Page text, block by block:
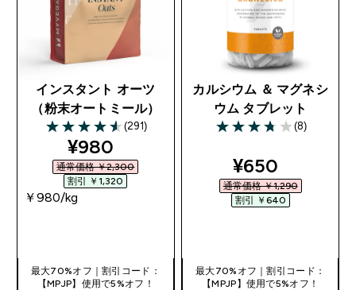
インスタント オーツ
（粉末オートミール）
4.58 out of 5 stars
(291)
discounted price
¥980‎
通常価格 ￥2,300‎
割引 ￥1,320‎
￥980‎/kg
最大70%オフ｜割引コード：
【MPJP】使用で5%オフ！
カルシウム ＆ マグネシ
ウム タブレット
3.75 out of 5 stars
(8)
discounted
¥650‎
通常価格 ￥1,290‎
割引 ￥640‎
最大70%オフ｜割引コード：
【MPJP】使用で5%オフ！